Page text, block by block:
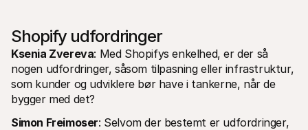
Shopify udfordringer
Ksenia Zvereva: Med Shopifys enkelhed, er der så
nogen udfordringer, såsom tilpasning eller infrastruktur,
som kunder og udviklere bør have i tankerne, når de
bygger med det?
Simon Freimoser: Selvom der bestemt er udfordringer,